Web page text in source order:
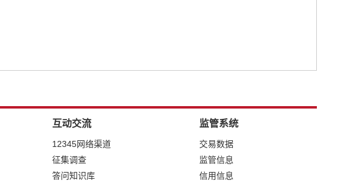
互动交流
12345网络渠道
征集调查
答问知识库
监管系统
交易数据
监管信息
信用信息